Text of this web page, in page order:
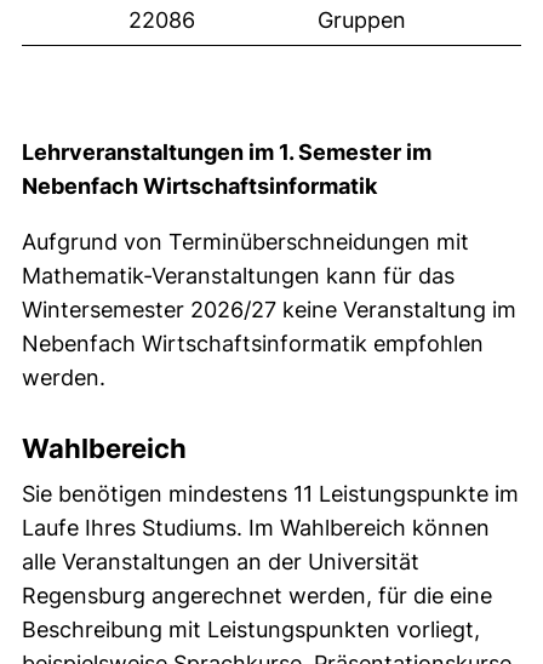
22086
Gruppen
Lehrveranstaltungen im 1. Semester im
Nebenfach Wirtschaftsinformatik
Aufgrund von Terminüberschneidungen mit
Mathematik-Veranstaltungen kann für das
Wintersemester 2026/27 keine Veranstaltung im
Nebenfach Wirtschaftsinformatik empfohlen
werden.
Wahlbereich
Sie benötigen mindestens 11 Leistungspunkte im
Laufe Ihres Studiums. Im Wahlbereich können
alle Veranstaltungen an der Universität
Regensburg angerechnet werden, für die eine
Beschreibung mit Leistungspunkten vorliegt,